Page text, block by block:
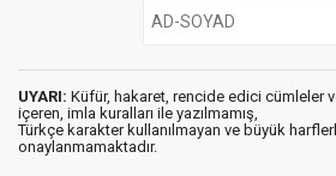
UYARI: Küfür, hakaret, rencide edici cümleler
içeren, imla kuralları ile yazılmamış,
Türkçe karakter kullanılmayan ve büyük
onaylanmamaktadır.